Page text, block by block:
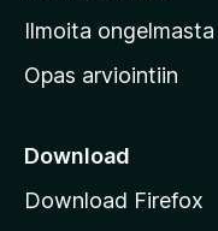
v
r
k
s
Ilmoita ongelmasta
Opas arviointiin
Download
Download Firefox